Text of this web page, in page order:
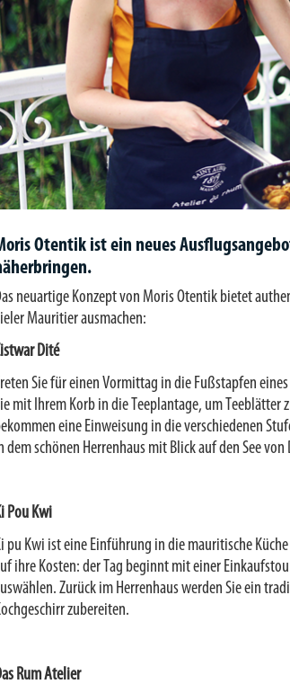
Otentik ist ein neues
neuartige Konzept von Moris Otentik bietet
Mauritier ausmachen:
Dité
Sie für einen Vormittag in die Fußstapfen
mit Ihrem Korb in die Teeplantage, um
eine Einweisung in die verschiedenen
dem schönen Herrenhaus mit Blick auf den See von
Pou Kwi
pu Kwi ist eine Einführung in die mauritische
ihre Kosten: der Tag beginnt mit einer
Zurück im Herrenhaus werden Sie ein
zubereiten.
Rum Atelier